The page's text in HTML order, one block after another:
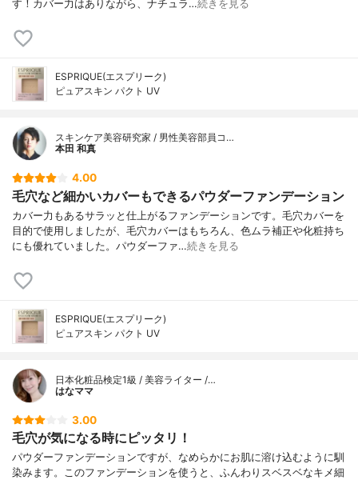
す！カバー力はありながら、ナチュラ…続きを見る
ESPRIQUE(エスプリーク)
ピュアスキン パクト UV
スキンケア美容研究家 / 男性美容部員コ…
本田 和真
4.00
毛穴など細かいカバーもできるパウダーファンデーション
カバー力もあるサラッと仕上がるファンデーションです。毛穴カバーを
目的で使用しましたが、毛穴カバーはもちろん、色ムラ補正や化粧持ち
にも優れていました。パウダーファ…続きを見る
ESPRIQUE(エスプリーク)
ピュアスキン パクト UV
日本化粧品検定1級 / 美容ライター /…
はなママ
3.00
毛穴が気になる時にピッタリ！
パウダーファンデーションですが、なめらかにお肌に溶け込むように馴
染みます。このファンデーションを使うと、ふんわりスベスベなキメ細